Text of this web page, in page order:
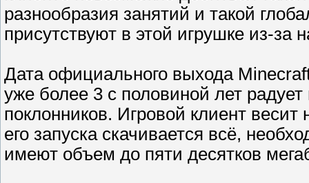
разнообразия занятий и такой
присутствуют в этой игрушке из-за
Дата официального выхода
уже более 3 с половиной лет
поклонников. Игровой клиент весит
его запуска скачивается всё,
имеют объем до пяти десятков